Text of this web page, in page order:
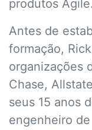
produtos Agile.
Antes de
formação,
organizações
Chase,
seus 15 anos
engenheiro